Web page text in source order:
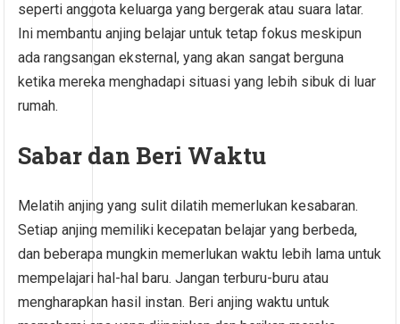
seperti anggota keluarga yang bergerak atau suara latar.
Ini membantu anjing belajar untuk tetap fokus meskipun
ada rangsangan eksternal, yang akan sangat berguna
ketika mereka menghadapi situasi yang lebih sibuk di luar
rumah.
Sabar dan Beri Waktu
Melatih anjing yang sulit dilatih memerlukan kesabaran.
Setiap anjing memiliki kecepatan belajar yang berbeda,
dan beberapa mungkin memerlukan waktu lebih lama untuk
mempelajari hal-hal baru. Jangan terburu-buru atau
mengharapkan hasil instan. Beri anjing waktu untuk